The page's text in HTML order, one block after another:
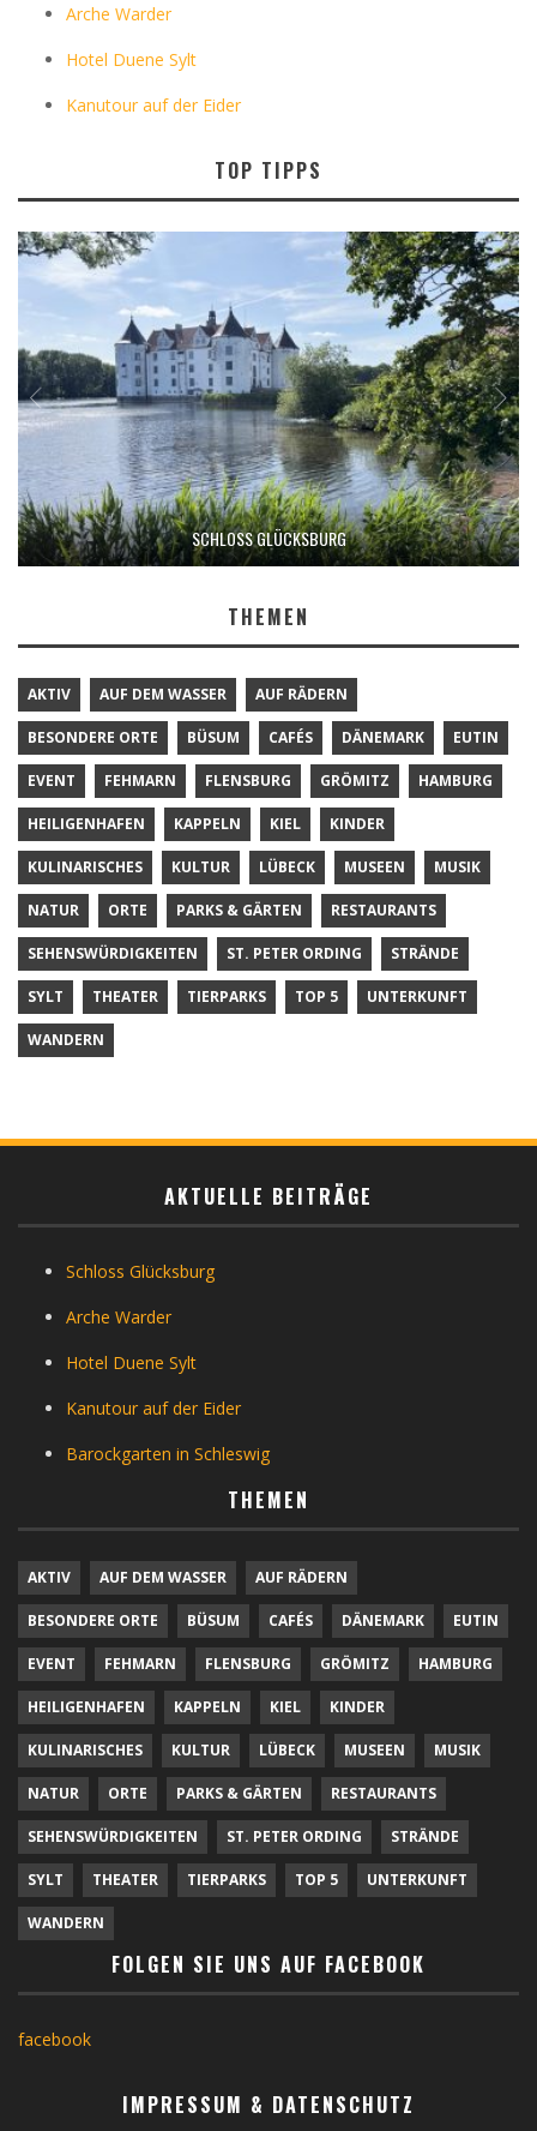
Arche Warder
Hotel Duene Sylt
Kanutour auf der Eider
TOP TIPPS
SCHLOSS GLÜCKSBURG
THEMEN
AKTIV AUF DEM WASSER AUF RÄDERN
BESONDERE ORTE BÜSUM CAFÉS DÄNEMARK EUTIN
EVENT FEHMARN FLENSBURG GRÖMITZ HAMBURG
HEILIGENHAFEN KAPPELN KIEL KINDER
KULINARISCHES KULTUR LÜBECK MUSEEN MUSIK
NATUR ORTE PARKS & GÄRTEN RESTAURANTS
SEHENSWÜRDIGKEITEN ST. PETER ORDING STRÄNDE
SYLT THEATER TIERPARKS TOP 5 UNTERKUNFT
WANDERN
AKTUELLE BEITRÄGE
Schloss Glücksburg
Arche Warder
Hotel Duene Sylt
Kanutour auf der Eider
Barockgarten in Schleswig
THEMEN
AKTIV AUF DEM WASSER AUF RÄDERN
BESONDERE ORTE BÜSUM CAFÉS DÄNEMARK EUTIN
EVENT FEHMARN FLENSBURG GRÖMITZ HAMBURG
HEILIGENHAFEN KAPPELN KIEL KINDER
KULINARISCHES KULTUR LÜBECK MUSEEN MUSIK
NATUR ORTE PARKS & GÄRTEN RESTAURANTS
SEHENSWÜRDIGKEITEN ST. PETER ORDING STRÄNDE
SYLT THEATER TIERPARKS TOP 5 UNTERKUNFT
WANDERN
FOLGEN SIE UNS AUF FACEBOOK
facebook
IMPRESSUM & DATENSCHUTZ